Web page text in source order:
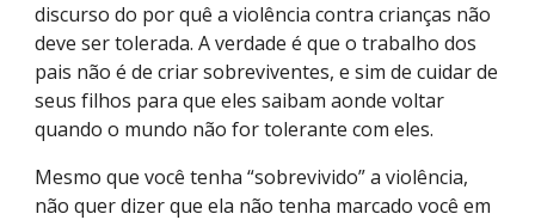
discurso do por quê a violência contra crianças não
deve ser tolerada. A verdade é que o trabalho dos
pais não é de criar sobreviventes, e sim de cuidar de
seus filhos para que eles saibam aonde voltar
quando o mundo não for tolerante com eles.
Mesmo que você tenha “sobrevivido” a violência,
não quer dizer que ela não tenha marcado você em